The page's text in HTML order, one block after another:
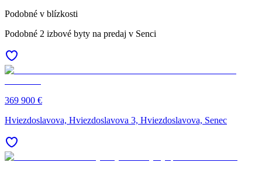
Podobné v blízkosti
Podobné 2 izbové byty na predaj v Senci
369 900 €
Hviezdoslavova, Hviezdoslavova 3, Hviezdoslavova, Senec